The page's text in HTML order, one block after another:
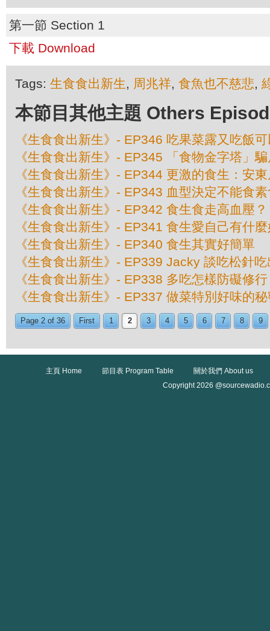
第一節 Section 1
下載 Download
Tags: 生食食出新生, 周兆祥, 食魚也不慈悲,
本節目其他主題 Others
《生食食出新生》- EP346 吃果菜露又吃飯
《生食食出新生》- EP345 「食物金字塔」
《生食食出新生》- EP344 更激的食生：安
《生食食出新生》- EP343 血型決定不能食
《生食食出新生》- EP342 食生食走高血壓？
《生食食出新生》- EP341 食生愛自己有什
《生食食出新生》- EP340 食生其實好簡單
《生食食出新生》- EP339 Jacky 談吃松針
《生食食出新生》- EP338 多吃怎樣防礙修行
《生食食出新生》- EP337 做菜特別好味的
Page 2 of 36 First 1 2 3 4 5 6 7 8 9
主頁 Home 節目表 Program Table
關於我們 About us
Copyright 2026